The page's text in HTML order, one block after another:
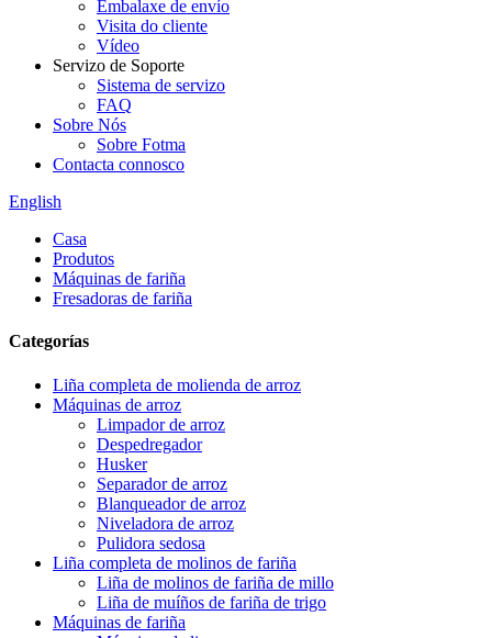
Embalaxe de envío
Visita do cliente
Vídeo
Servizo de Soporte
Sistema de servizo
FAQ
Sobre Nós
Sobre Fotma
Contacta connosco
English
Casa
Produtos
Máquinas de fariña
Fresadoras de fariña
Categorías
Liña completa de molienda de arroz
Máquinas de arroz
Limpador de arroz
Despedregador
Husker
Separador de arroz
Blanqueador de arroz
Niveladora de arroz
Pulidora sedosa
Liña completa de molinos de fariña
Liña de molinos de fariña de millo
Liña de muíños de fariña de trigo
Máquinas de fariña